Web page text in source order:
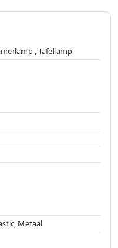
, Tafellamp
Metaal